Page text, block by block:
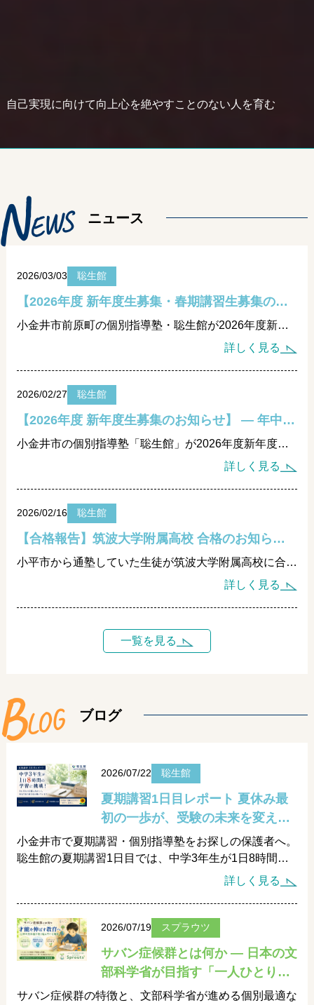
自己実現に向けて向上心を絶やすことのない人を育む
S ニュース
2026/03/03 聡生館
【2026年度 新年度生募集・春期講習生募集のお知らせ】
小金井市前原町の個別指導塾・聡生館が2026年度新年度生募集・春期講習生募集を開始。未就学児から大学受験・過卒生まで対応。成績が伸びない原因を学び方から再設計し、無料体験受付中。
詳しく見る
2026/02/27 聡生館
【2026年度 新年度生募集のお知らせ】 ― 年中さんから始める“学びの設計” ―
小金井市の個別指導塾「聡生館」が2026年度新年度生を募集開始。年中・年長から高校生まで対象に、思考力と学習習慣を育てる学習設計を実施。無料個別相談受付中。早期準備で新学年を万全に。
詳しく見る
2026/02/16 聡生館
【合格報告】筑波大学附属高校 合格のお知らせ ― 小学4年生からの学びの設計が実を結びました ―
小平市から通塾していた生徒が筑波大学附属高校に合格。小学4年生からの思考設計と戦略的進路提案が実を結びました。小金井市の聡生館は長期伴走型の個別指導で難関校合格を支えます。
詳しく見る
一覧を見る
G ブログ
2026/07/22 聡生館
夏期講習1日目レポート 夏休み最
初の一歩が、受験の未来を変える
― 小金井市の中学生が見せてくれ
た、本気の8時間 ―
小金井市で夏期講習・個別指導塾をお探しの保護者へ。
聡生館の夏期講習1日目では、中学3年生が1日8時間の
学習に真剣に挑戦。一人ひとりの目標に合わせた個別指
詳しく見る
2026/07/19 スプラウツ
サバン症候群とは何か ― 日本の文
部科学省が目指す「一人ひとりの
才能を生かす教育」とは ―
サバン症候群の特徴と、文部科学省が進める個別最適な